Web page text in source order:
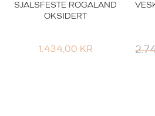
SJALSFESTE ROGALAND
OKSIDERT
1.434,00 KR